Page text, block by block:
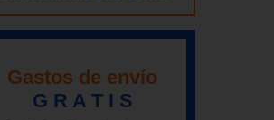
Gastos de envío
G R A T I S